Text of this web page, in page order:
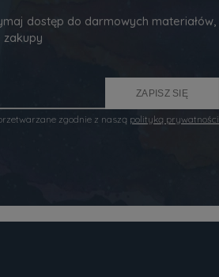
dostęp do darmowych materiałów,
ZAPISZ SIĘ
zgodnie z naszą polityką prywatności